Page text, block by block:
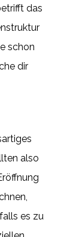
das
schon
dir
also
es zu